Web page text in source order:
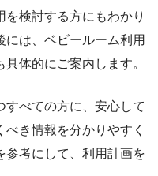
検討する方にもわかり
は、ベビールーム利用
体的にご案内します。
すべての方に、安心して
き情報を分かりやすく
参考にして、利用計画を